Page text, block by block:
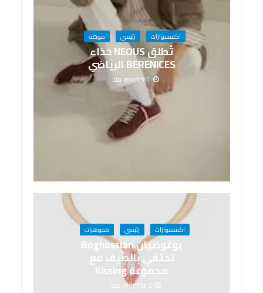
اكسسوارات رئيسى موضة
تُطلق NEOUS حذاء
BERENICES الرياضي
1 month منذ
اكسسوارات رئيسى مجوهرات
بوغوصيان Boghossian
تحتفي بالصيف مع
مجموعة Kissing
2 months منذ